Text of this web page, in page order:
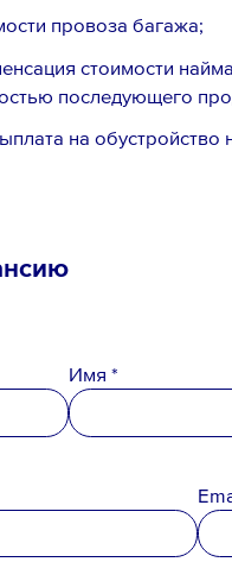
провоза багажа;
стоимости
последующего
на обустройство
Имя *